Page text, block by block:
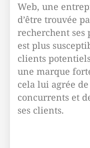
Web, une
d’être trouvée
recherchent ses
est plus
clients
une marque
cela lui agrée
concurrents et
ses clients.